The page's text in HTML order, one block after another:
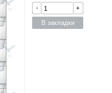
-
+
В закладки